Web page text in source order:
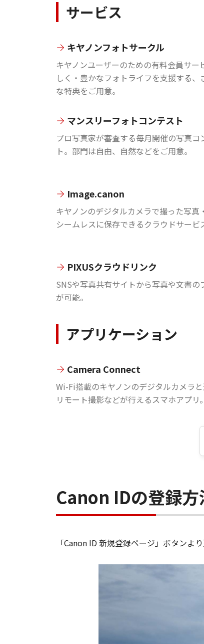
サービス
キヤノンフォトサークル
キヤノンユーザーのための有料会員サー
しく・豊かなフォトライフを支援する、
な特典をご用意。
マンスリーフォトコンテスト
プロ写真家が審査する毎月開催の写真コ
ト。部門は自由、自然などをご用意。
Image.canon
キヤノンのデジタルカメラで撮った写真
シームレスに保存できるクラウドサービ
PIXUSクラウドリンク
SNSや写真共有サイトから写真や文書の
が可能。
アプリケーション
Camera Connect
Wi-Fi搭載のキヤノンのデジタルカメラと
リモート撮影などが行えるスマホアプリ。
Canon IDの登録方
「Canon ID 新規登録ページ」ボタンよ